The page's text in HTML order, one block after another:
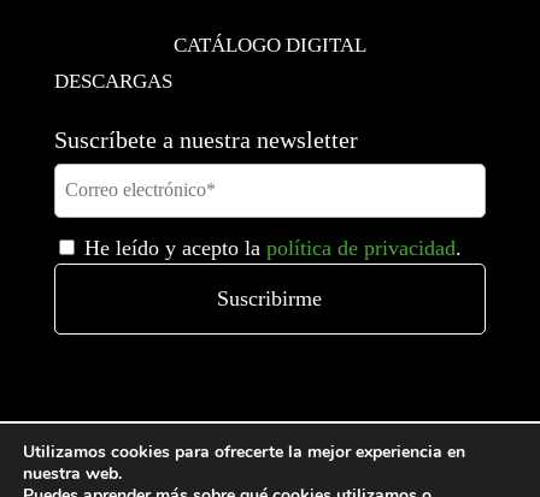
CATÁLOGO DIGITAL
DESCARGAS
Suscríbete a nuestra newsletter
He leído y acepto la política de privacidad.
Utilizamos cookies para ofrecerte la mejor experiencia en
nuestra web.